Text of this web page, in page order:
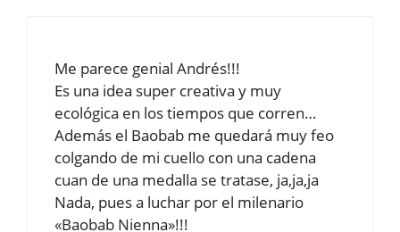
Me parece genial Andrés!!!
Es una idea super creativa y muy
ecológica en los tiempos que corren…
Además el Baobab me quedará muy feo
colgando de mi cuello con una cadena
cuan de una medalla se tratase, ja,ja,ja
Nada, pues a luchar por el milenario
«Baobab Nienna»!!!